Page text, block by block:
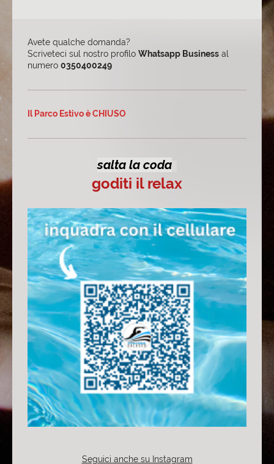
Avete qualche domanda?
Scriveteci sul nostro profilo Whatsapp Business al
numero 0350400249
Il Parco Estivo è CHIUSO
salta la coda
goditi il relax
Seguici anche su Instagram